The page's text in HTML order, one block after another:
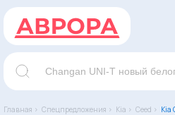
Главная › Спецпредложения › Kia › Ceed › Kia